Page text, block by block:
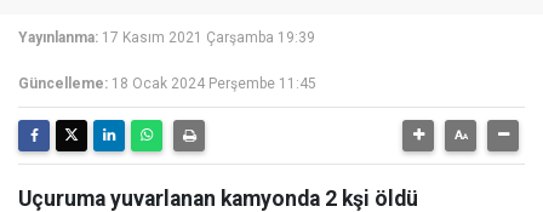
Yayınlanma: 17 Kasım 2021 Çarşamba 19:39
Güncelleme: 18 Ocak 2024 Perşembe 11:45
Uçuruma yuvarlanan kamyonda 2 kşi öldü